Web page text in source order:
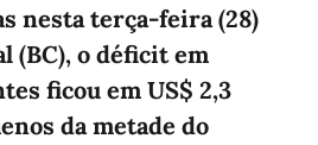
nesta terça-feira (28)
(BC), o déficit em
ficou em US$ 2,3
da metade do